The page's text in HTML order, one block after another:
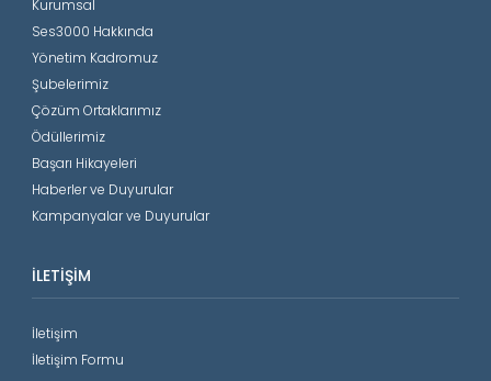
Kurumsal
Ses3000 Hakkında
Yönetim Kadromuz
Şubelerimiz
Çözüm Ortaklarımız
Ödüllerimiz
Başarı Hikayeleri
Haberler ve Duyurular
Kampanyalar ve Duyurular
İLETIŞIM
İletişim
İletişim Formu